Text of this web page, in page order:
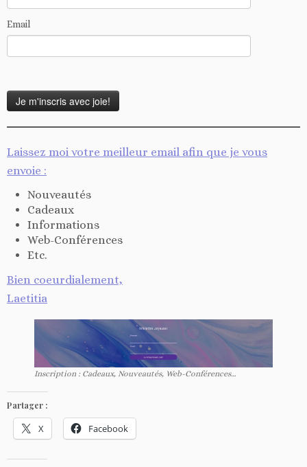
Email
Laissez moi votre meilleur email afin que je vous
envoie :
Nouveautés
Cadeaux
Informations
Web-Conférences
Etc.
Bien coeurdialement,
Laetitia
Inscription : Cadeaux, Nouveautés, Web-Conférences…
Partager :
X Facebook